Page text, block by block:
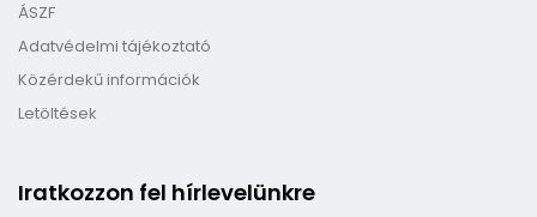
ÁSZF
Adatvédelmi tájékoztató
Közérdekű információk
Letöltések
Iratkozzon fel hírlevelünkre